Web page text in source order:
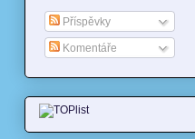
Příspěvky
Komentáře